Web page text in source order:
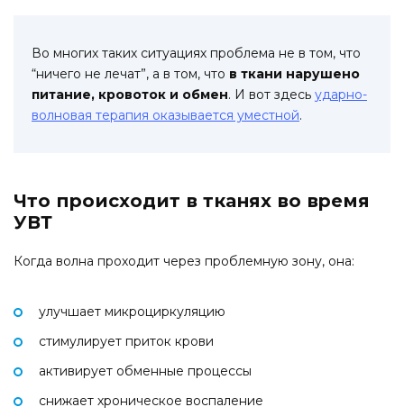
Во многих таких ситуациях проблема не в том, что
“ничего не лечат”, а в том, что в ткани нарушено
питание, кровоток и обмен. И вот здесь ударно-
волновая терапия оказывается уместной.
Что происходит в тканях во время
УВТ
Когда волна проходит через проблемную зону, она:
улучшает микроциркуляцию
стимулирует приток крови
активирует обменные процессы
снижает хроническое воспаление